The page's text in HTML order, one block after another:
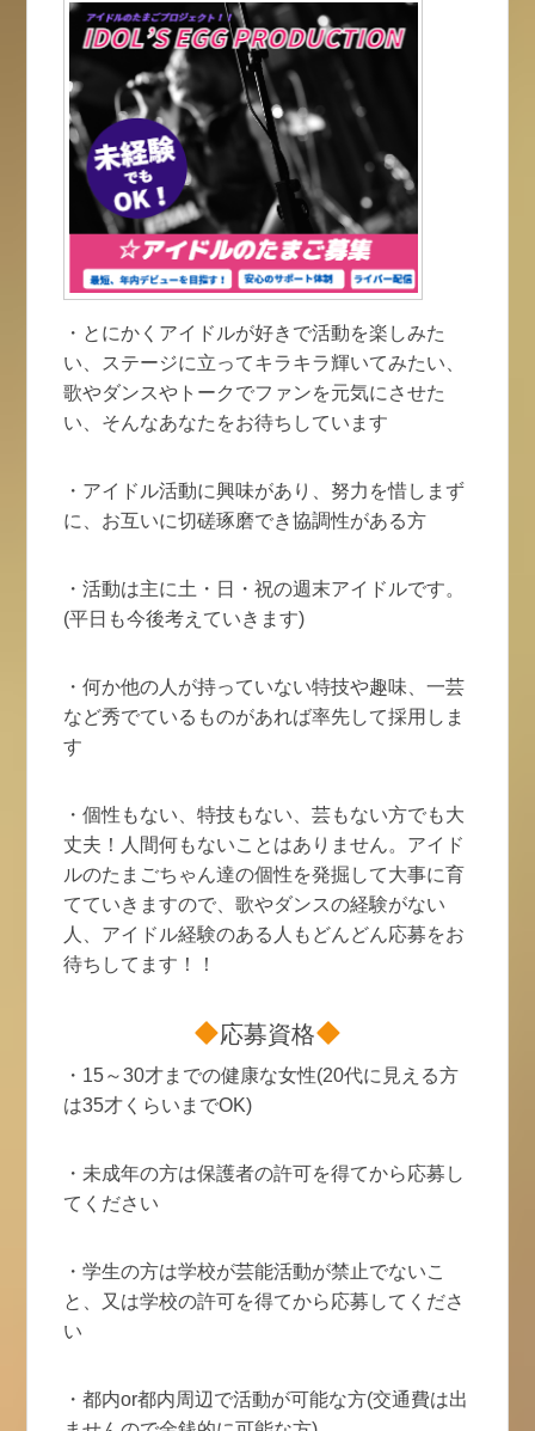
・とにかくアイドルが好きで活動を楽しみた
い、ステージに立ってキラキラ輝いてみたい、
歌やダンスやトークでファンを元気にさせた
い、そんなあなたをお待ちしています
・アイドル活動に興味があり、努力を惜しまず
に、お互いに切磋琢磨でき協調性がある方
・活動は主に土・日・祝の週末アイドルです。
(平日も今後考えていきます)
・何か他の人が持っていない特技や趣味、一芸
など秀でているものがあれば率先して採用しま
す
・個性もない、特技もない、芸もない方でも大
丈夫！人間何もないことはありません。アイド
ルのたまごちゃん達の個性を発掘して大事に育
てていきますので、歌やダンスの経験がない
人、アイドル経験のある人もどんどん応募をお
待ちしてます！！
応募資格
・15～30才までの健康な女性(20代に見える方
は35才くらいまでOK)
・未成年の方は保護者の許可を得てから応募し
てください
・学生の方は学校が芸能活動が禁止でないこ
と、又は学校の許可を得てから応募してくださ
い
・都内or都内周辺で活動が可能な方(交通費は出